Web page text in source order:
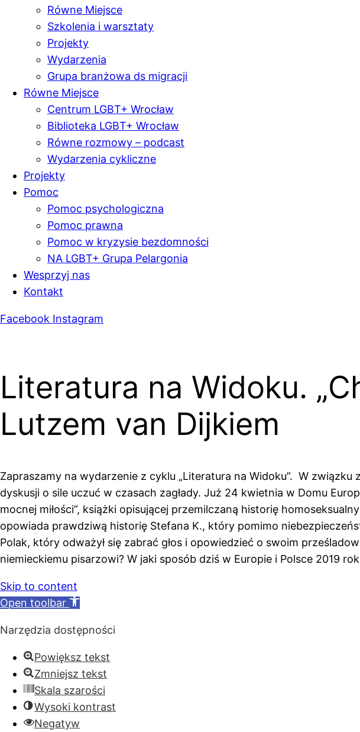
Równe Miejsce
Szkolenia i warsztaty
Projekty
Wydarzenia
Grupa branżowa ds migracji
Równe Miejsce
Centrum LGBT+ Wrocław
Biblioteka LGBT+ Wrocław
Równe rozmowy – podcast
Wydarzenia cykliczne
Projekty
Pomoc
Pomoc psychologiczna
Pomoc prawna
Pomoc w kryzysie bezdomności
NA LGBT+ Grupa Pelargonia
Wesprzyj nas
Kontakt
Facebook Instagram
Literatura na Widoku.
Lutzem van Dijkiem
Zapraszamy na wydarzenie z cyklu „Literatura na Widoku”. W
dyskusji o sile uczuć w czasach zagłady. Już 24 kwietnia w Domu
mocnej miłości”, książki opisującej przemilczaną historię
opowiada prawdziwą historię Stefana K., który pomimo
Polak, który odważył się zabrać głos i opowiedzieć o swoim
niemieckiemu pisarzowi? W jaki sposób dziś w Europie i Polsce 2019
Skip to content
Open toolbar
Narzędzia dostępności
Powiększ tekst
Zmniejsz tekst
Skala szarości
Wysoki kontrast
Negatyw